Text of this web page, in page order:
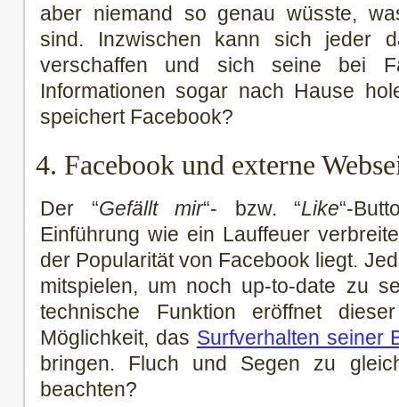
aber niemand so genau wüsste,
sind. Inzwischen kann sich jeder
verschaffen und sich seine bei
Informationen sogar nach Hause
speichert Facebook?
4. Facebook und externe
Der “Gefällt mir“- bzw. “Like“-
Einführung wie ein Lauffeuer
der Popularität von Facebook liegt.
mitspielen, um noch up-to-date zu
technische Funktion eröffnet
Möglichkeit, das Surfverhalten seiner
bringen. Fluch und Segen zu
beachten?